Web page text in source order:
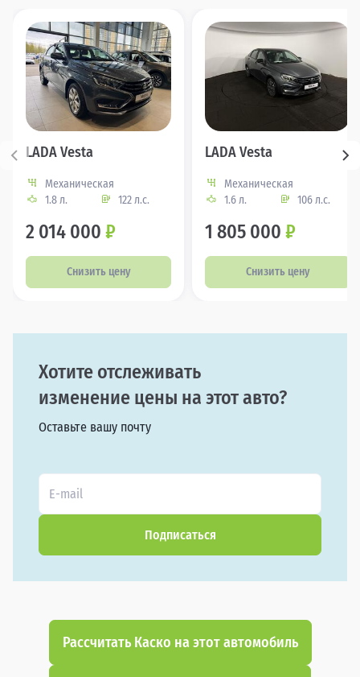
LADA Vesta
Механическая
1.8 л.
122 л.с.
2 014 000 ₽
Снизить цену
LADA Vesta
Механическая
1.6 л.
106 л.с.
1 805 000 ₽
Снизить цену
Хотите отслеживать
изменение цены на этот авто?
Оставьте вашу почту
Подписаться
Рассчитать Каско на этот автомобиль